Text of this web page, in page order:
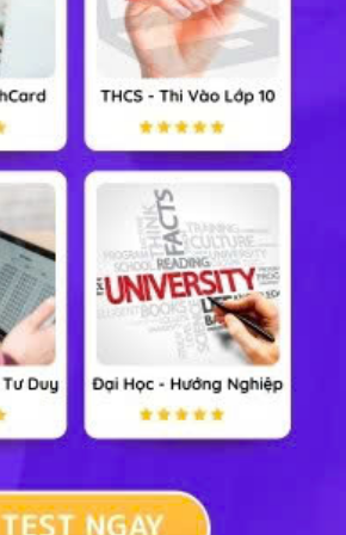
Lý 10 Kết Nối Tri Thức
Lý 10 Cánh Diều
Lý 10 Chương Trình Cũ
nghiệm, các em vui lòng đăng
và theo dõi. Hy vọng tài liệu
sinh lớp 10 ôn tập tốt và đạt
học tập. Ngoài ra, các em còn có
để giới thiệu bạn bè cùng vào
HP và có cơ hội nhận thêm nhiều
HỌC247 !